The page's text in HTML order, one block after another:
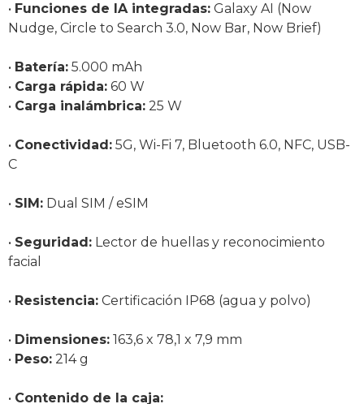
• Funciones de IA integradas: Galaxy AI (Now
Nudge, Circle to Search 3.0, Now Bar, Now Brief)
• Batería: 5.000 mAh
• Carga rápida: 60 W
• Carga inalámbrica: 25 W
• Conectividad: 5G, Wi-Fi 7, Bluetooth 6.0, NFC, USB-
C
• SIM: Dual SIM / eSIM
• Seguridad: Lector de huellas y reconocimiento
facial
• Resistencia: Certificación IP68 (agua y polvo)
• Dimensiones: 163,6 x 78,1 x 7,9 mm
• Peso: 214 g
• Contenido de la caja: